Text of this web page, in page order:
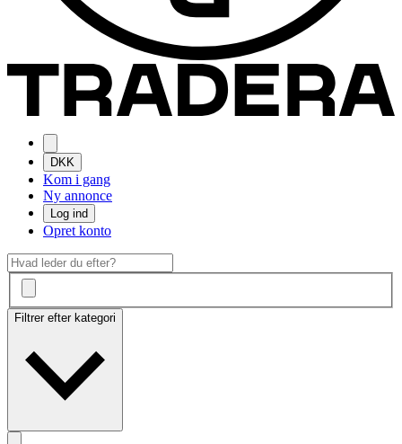
DKK
Kom i gang
Ny annonce
Log ind
Opret konto
Filtrer efter kategori